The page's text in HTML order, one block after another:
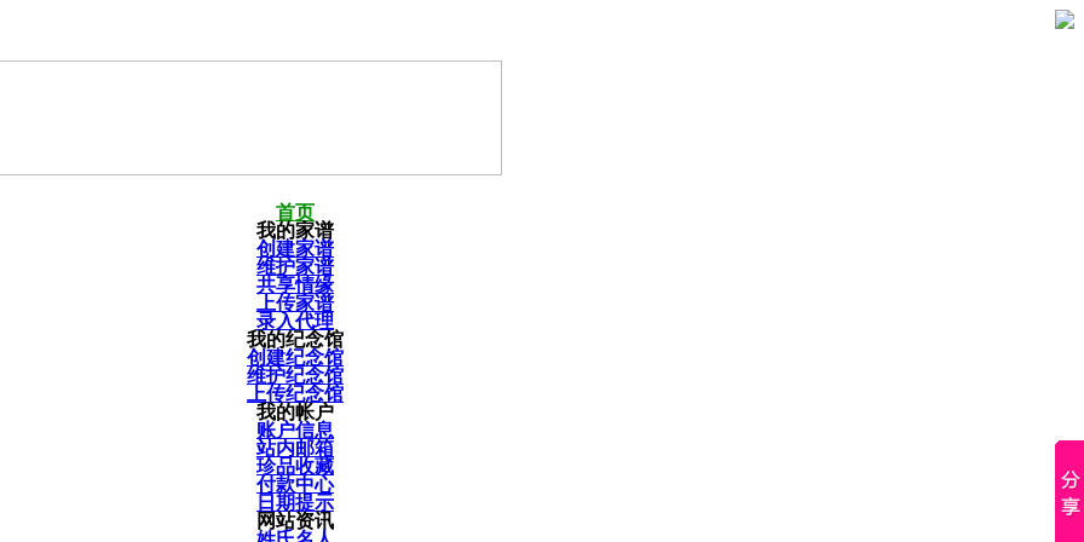
首页
我的家谱
创建家谱
维护家谱
共享情缘
上传家谱
录入代理
我的纪念馆
创建纪念馆
维护纪念馆
上传纪念馆
我的帐户
账户信息
站内邮箱
珍品收藏
付款中心
日期提示
网站资讯